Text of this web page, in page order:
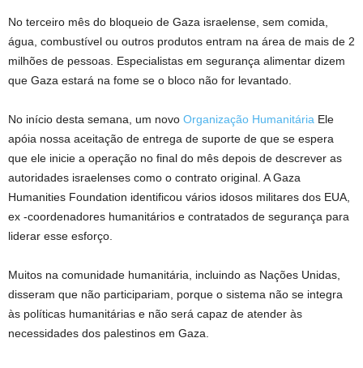
No terceiro mês do bloqueio de Gaza israelense, sem comida,
água, combustível ou outros produtos entram na área de mais de 2
milhões de pessoas. Especialistas em segurança alimentar dizem
que Gaza estará na fome se o bloco não for levantado.
No início desta semana, um novo Organização Humanitária Ele
apóia nossa aceitação de entrega de suporte de que se espera
que ele inicie a operação no final do mês depois de descrever as
autoridades israelenses como o contrato original. A Gaza
Humanities Foundation identificou vários idosos militares dos EUA,
ex -coordenadores humanitários e contratados de segurança para
liderar esse esforço.
Muitos na comunidade humanitária, incluindo as Nações Unidas,
disseram que não participariam, porque o sistema não se integra
às políticas humanitárias e não será capaz de atender às
necessidades dos palestinos em Gaza.